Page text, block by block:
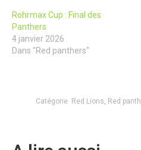
Rohrmax Cup : Final des
Panthers
4 janvier 2026
Dans "Red panthers"
Catégorie Red Lions, Red